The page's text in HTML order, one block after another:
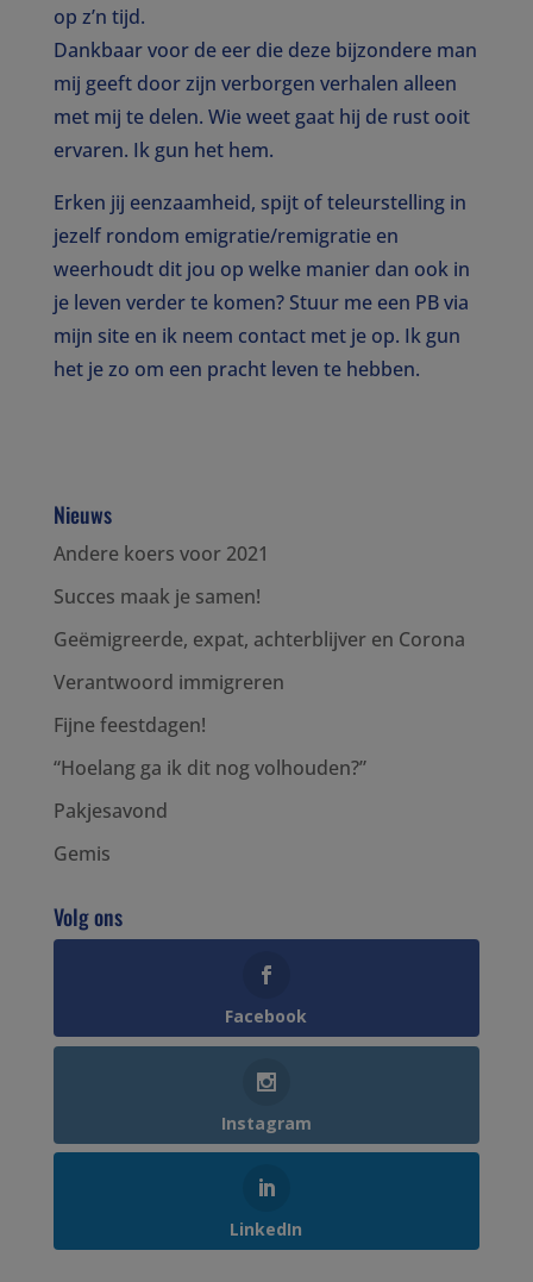
op z’n tijd.
Dankbaar voor de eer die deze bijzondere man
mij geeft door zijn verborgen verhalen alleen
met mij te delen. Wie weet gaat hij de rust ooit
ervaren. Ik gun het hem.
Erken jij eenzaamheid, spijt of teleurstelling in
jezelf rondom emigratie/remigratie en
weerhoudt dit jou op welke manier dan ook in
je leven verder te komen? Stuur me een PB via
mijn site en ik neem contact met je op. Ik gun
het je zo om een pracht leven te hebben.
Nieuws
Andere koers voor 2021
Succes maak je samen!
Geëmigreerde, expat, achterblijver en Corona
Verantwoord immigreren
Fijne feestdagen!
“Hoelang ga ik dit nog volhouden?”
Pakjesavond
Gemis
Volg ons
Facebook
Instagram
LinkedIn